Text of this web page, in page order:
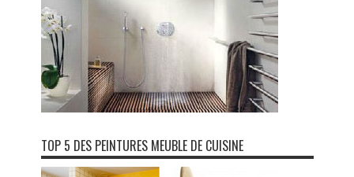
TOP 5 DES PEINTURES MEUBLE DE CUISINE